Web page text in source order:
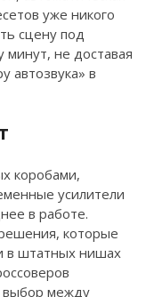
уже никого
сцену под
минут, не доставая
автозвука» в
коробами,
усилители
в работе.
которые
в штатных нишах
выбор между